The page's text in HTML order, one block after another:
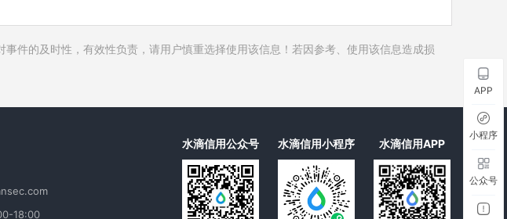
历史被执行人
历史司法协助
件的及时性，有效性负责，请用户慎重选择使用该信息！若因参考、使用该信息造成损
18:00
水滴信用公众号 水滴信用小程序 水滴信用APP
APP
小程序
公众号